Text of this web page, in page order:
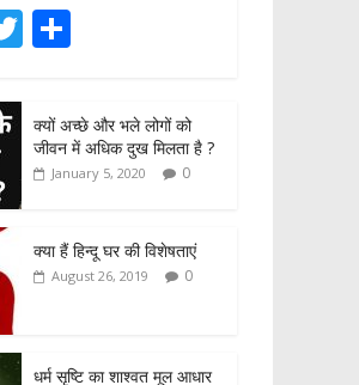
T
itt
er
ar
e
क्यों अच्छे और भले लोगों को
जीवन में अधिक दुख मिलता है ?
January 5, 2020 0
क्या हैं हिन्दू घर की विशेषताएं
August 26, 2019 0
धर्म सृष्टि का शाश्वत मूल आधार